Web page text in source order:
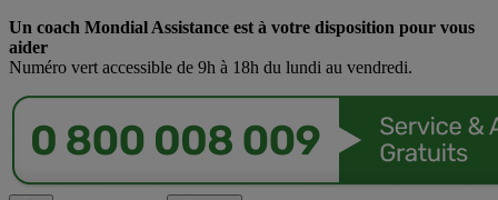
Un coach Mondial Assistance est à votre disposition pour vous
aider
Numéro vert accessible de 9h à 18h du lundi au vendredi.